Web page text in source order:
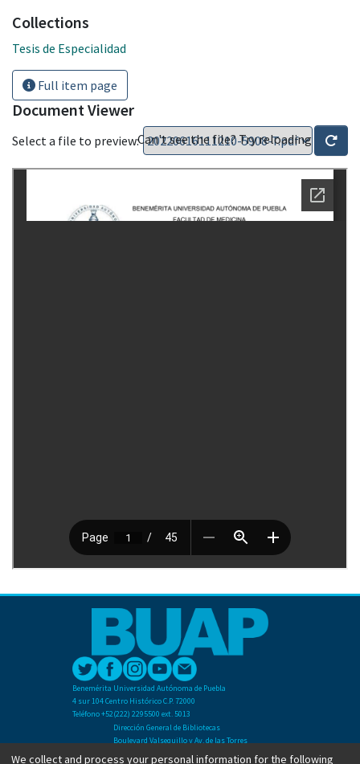
Collections
Tesis de Especialidad
Full item page
Document Viewer
Select a file to preview:Can't see the file? Try reloading
Benemérita Universidad Autónoma de Puebla
4 sur 104 Centro Histórico C.P. 72000
Teléfono +52(222) 2295500 ext. 5013
Dirección General de Bibliotecas
Boulevard Valsequillo y Av. de las Torres
Ciudad Universitaria. Col. San Manuel
We collect and process your personal information for the following